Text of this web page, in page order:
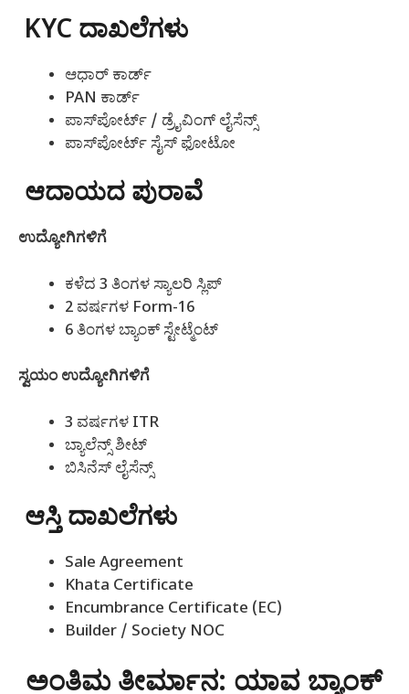
KYC ದಾಖಲೆಗಳು
ಆಧಾರ್ ಕಾರ್ಡ್
PAN ಕಾರ್ಡ್
ಪಾಸ್‌ಪೋರ್ಟ್ / ಡ್ರೈವಿಂಗ್ ಲೈಸೆನ್ಸ್
ಪಾಸ್‌ಪೋರ್ಟ್ ಸೈಸ್ ಫೋಟೋ
ಆದಾಯದ ಪುರಾವೆ
ಉದ್ಯೋಗಿಗಳಿಗೆ
ಕಳೆದ 3 ತಿಂಗಳ ಸ್ಯಾಲರಿ ಸ್ಲಿಪ್
2 ವರ್ಷಗಳ Form-16
6 ತಿಂಗಳ ಬ್ಯಾಂಕ್ ಸ್ಟೇಟ್ಮೆಂಟ್
ಸ್ವಯಂ ಉದ್ಯೋಗಿಗಳಿಗೆ
3 ವರ್ಷಗಳ ITR
ಬ್ಯಾಲೆನ್ಸ್ ಶೀಟ್
ಬಿಸಿನೆಸ್ ಲೈಸೆನ್ಸ್
ಆಸ್ತಿ ದಾಖಲೆಗಳು
Sale Agreement
Khata Certificate
Encumbrance Certificate (EC)
Builder / Society NOC
ಅಂತಿಮ ತೀರ್ಮಾನ: ಯಾವ ಬ್ಯಾಂಕ್